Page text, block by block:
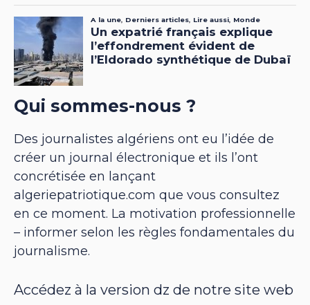
Qui sommes-nous ?
Des journalistes algériens ont eu l’idée de
créer un journal électronique et ils l’ont
concrétisée en lançant
algeriepatriotique.com que vous consultez
en ce moment. La motivation professionnelle
– informer selon les règles fondamentales du
journalisme.
Accédez à la version dz de notre site web